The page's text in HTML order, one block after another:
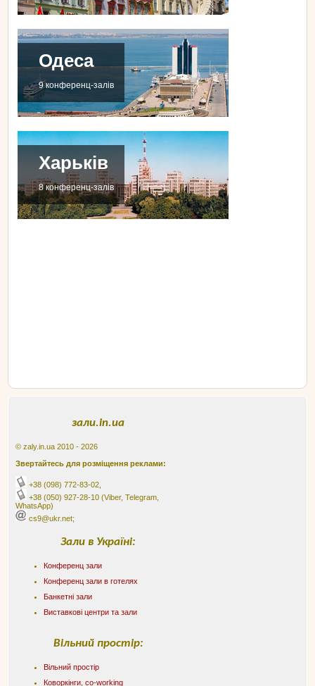
Одеса
9 конференц-залів
Харьків
8 конференц-залів
зали.in.ua
© zaly.in.ua 2010 - 2026
Звертайтесь для розміщення реклами:
+38 (098) 772-83-02
+38 (050) 927-28-10 (Viber, Telegram,
WhatsApp)
cs9@ukr.net;
Зали в Україні:
Конференц зали
Конференц зали в готелях
Банкетні зали
Виставкові центри та зали
Вільний простір:
Вільний простір
Коворкінги, co-working